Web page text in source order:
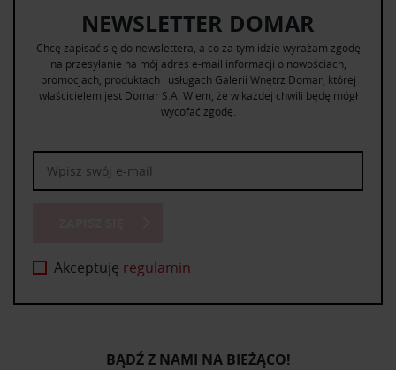
NEWSLETTER DOMAR
Chcę zapisać się do newslettera, a co za tym idzie wyrażam zgodę
na przesyłanie na mój adres e-mail informacji o nowościach,
promocjach, produktach i usługach Galerii Wnętrz Domar, której
właścicielem jest Domar S.A. Wiem, że w każdej chwili będę mógł
wycofać zgodę.
Akceptuję regulamin
BĄDŹ Z NAMI NA BIEŻĄCO!